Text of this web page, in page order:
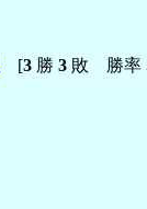
[3 勝 3 敗 勝率